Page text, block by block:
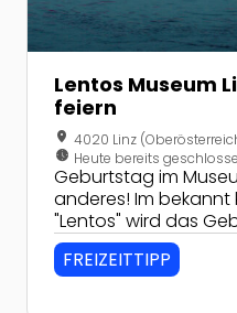
Lentos Museum
feiern
location_on 4020 Linz
nest_clock_farsight_analog Heute bereits
Geburtstag im
anderes! Im
"Lentos" wird das
Ehrentag zum König!
FREIZEITTIPP